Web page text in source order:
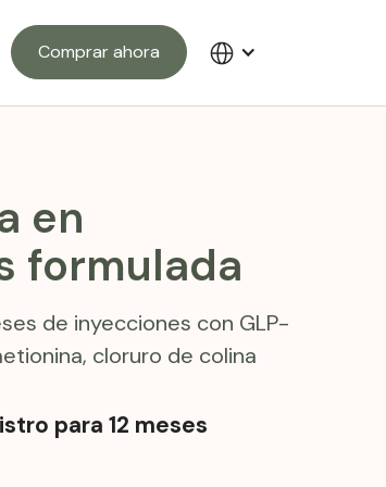
Comprar ahora
en
formulada
de inyecciones con GLP-
cloruro de colina
para 12 meses